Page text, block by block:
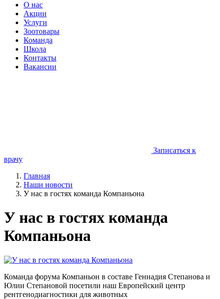
О нас
Акции
Услуги
Зоотовары
Команда
Школа
Контакты
Вакансии
Записаться к
врачу
Главная
Наши новости
У нас в гостях команда Компаньона
У нас в гостях команда
Компаньона
Команда форума Компаньон в составе Геннадия Степанова и
Юлии Степановой посетили наш Европейский центр
рентгенодиагностики для животных